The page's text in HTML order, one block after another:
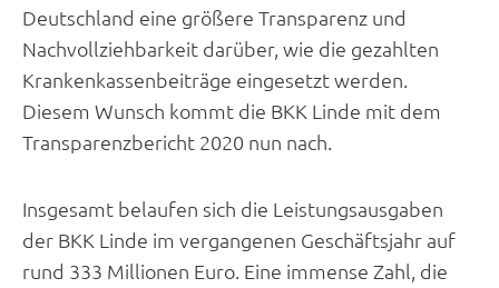
Deutschland eine größere Transparenz und
Nachvollziehbarkeit darüber, wie die gezahlten
Krankenkassenbeiträge eingesetzt werden.
Diesem Wunsch kommt die BKK Linde mit dem
Transparenzbericht 2020 nun nach.
Insgesamt belaufen sich die Leistungsausgaben
der BKK Linde im vergangenen Geschäftsjahr auf
rund 333 Millionen Euro. Eine immense Zahl, die